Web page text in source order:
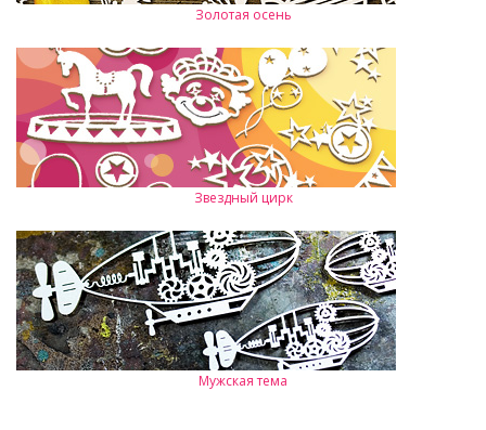
Золотая осень
Звездный цирк
Мужская тема